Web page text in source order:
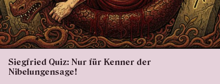
Siegfried Quiz: Nur für Kenner der
Nibelungensage!